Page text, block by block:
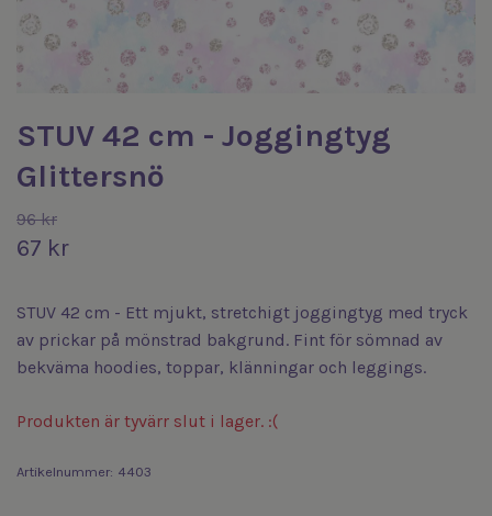
STUV 42 cm - Joggingtyg
Glittersnö
96 kr
67 kr
STUV 42 cm - Ett mjukt, stretchigt joggingtyg med tryck
av prickar på mönstrad bakgrund. Fint för sömnad av
bekväma hoodies, toppar, klänningar och leggings.
Produkten är tyvärr slut i lager. :(
Artikelnummer: 4403